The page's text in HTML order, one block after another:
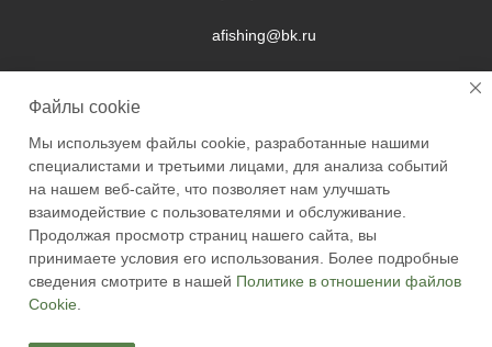
afishing@bk.ru
2026 © Academyfishing - продажа товаров для рыбалки по
Москве и России
Файлы cookie
Мы используем файлы cookie, разработанные нашими
специалистами и третьими лицами, для анализа событий
на нашем веб-сайте, что позволяет нам улучшать
взаимодействие с пользователями и обслуживание.
Продолжая просмотр страниц нашего сайта, вы
принимаете условия его использования. Более подробные
сведения смотрите в нашей Политике в отношении файлов
Cookie